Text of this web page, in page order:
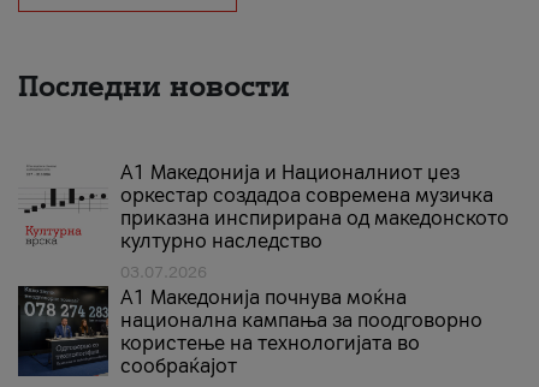
Последни новости
А1 Македонија и Националниот џез
оркестар создадоа современа музичка
приказна инспирирана од македонското
културно наследство
03.07.2026
A1 Македонија почнува моќна
национална кампања за поодговорно
користење на технологијата во
сообраќајот